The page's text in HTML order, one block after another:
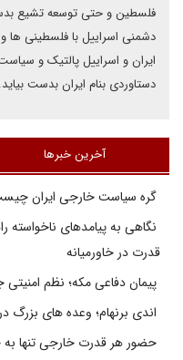
فلسطین و حتی توسعه تشیع
دشمنی اسراییل با فلسطینی ها و
ایران و اسراییل پالتیک و
دستاوردی بنام ایران بدست بیاید.
آخرین خبرها
گره سیاست خارجی ایران
نگاهی به پیامدهای ناخواسته
قدرت در خاورمیانه
پیمان دفاعی مکه؛ نظم
اندی برنهام؛ وعده های
حضور هر قدرت خارجی تنها